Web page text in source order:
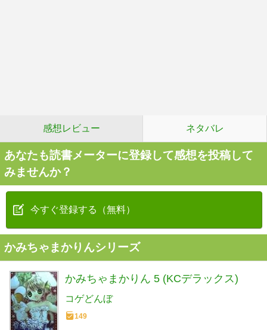
感想レビュー ネタバレ
あなたも読書メーターに登録して感想を投稿して
みませんか？
今すぐ登録する（無料）
かみちゃまかりんシリーズ
かみちゃまかりん 5 (KCデラックス)
コゲどんぼ
149